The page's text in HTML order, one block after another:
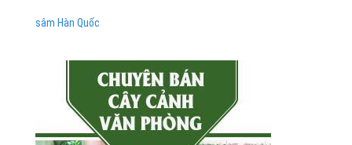
sâm Hàn Quốc